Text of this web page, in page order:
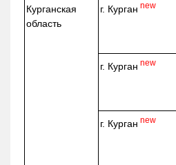
Курганская
область
г. Курган new
г. Курган new
г. Курган new